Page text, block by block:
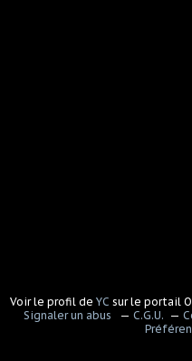
Voir le profil de YC sur le portail
Signaler un abus
C.G.U.